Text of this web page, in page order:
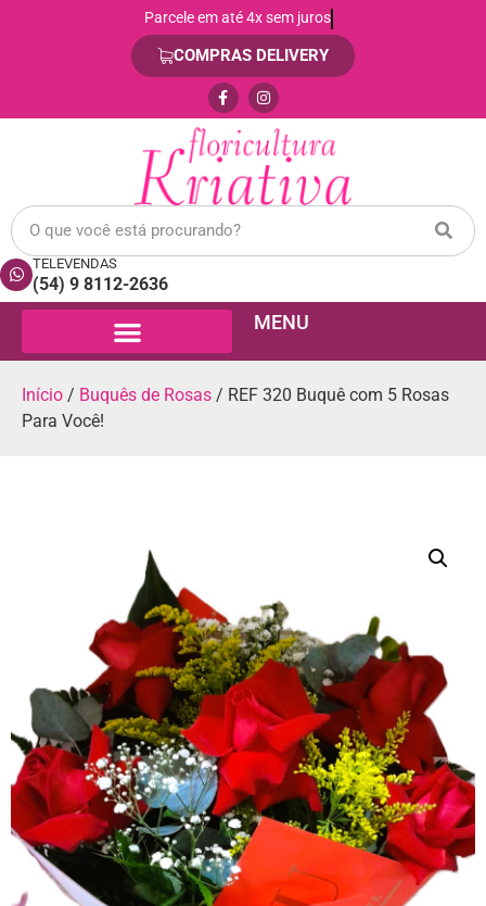
Parcele em até 4x sem juros
COMPRAS DELIVERY
TELEVENDAS
(54) 9 8112-2636
MENU
Início / Buquês de Rosas / REF 320 Buquê com 5 Rosas
Para Você!